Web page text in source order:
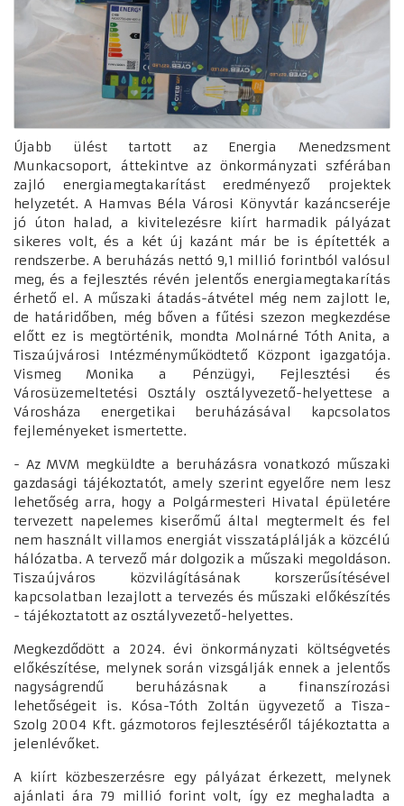
Újabb ülést tartott az Energia Menedzsment
Munkacsoport, áttekintve az önkormányzati szférában
zajló energiamegtakarítást eredményező projektek
helyzetét. A Hamvas Béla Városi Könyvtár kazáncseréje
jó úton halad, a kivitelezésre kiírt harmadik pályázat
sikeres volt, és a két új kazánt már be is építették a
rendszerbe. A beruházás nettó 9,1 millió forintból valósul
meg, és a fejlesztés révén jelentős energiamegtakarítás
érhető el. A műszaki átadás-átvétel még nem zajlott le,
de határidőben, még bőven a fűtési szezon megkezdése
előtt ez is megtörténik, mondta Molnárné Tóth Anita, a
Tiszaújvárosi Intézményműködtető Központ igazgatója.
Vismeg Monika a Pénzügyi, Fejlesztési és
Városüzemeltetési Osztály osztályvezető-helyettese a
Városháza energetikai beruházásával kapcsolatos
fejleményeket ismertette.
- Az MVM megküldte a beruházásra vonatkozó műszaki
gazdasági tájékoztatót, amely szerint egyelőre nem lesz
lehetőség arra, hogy a Polgármesteri Hivatal épületére
tervezett napelemes kiserőmű által megtermelt és fel
nem használt villamos energiát visszatáplálják a közcélú
hálózatba. A tervező már dolgozik a műszaki megoldáson.
Tiszaújváros közvilágításának korszerűsítésével
kapcsolatban lezajlott a tervezés és műszaki előkészítés
- tájékoztatott az osztályvezető-helyettes.
Megkezdődött a 2024. évi önkormányzati költségvetés
előkészítése, melynek során vizsgálják ennek a jelentős
nagyságrendű beruházásnak a finanszírozási
lehetőségeit is. Kósa-Tóth Zoltán ügyvezető a Tisza-
Szolg 2004 Kft. gázmotoros fejlesztéséről tájékoztatta a
jelenlévőket.
A kiírt közbeszerzésre egy pályázat érkezett, melynek
ajánlati ára 79 millió forint volt, így ez meghaladta a